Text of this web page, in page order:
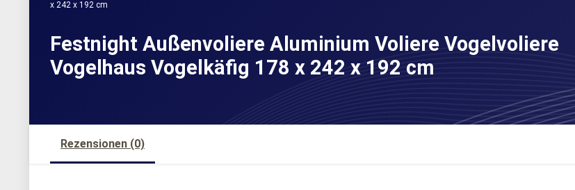
x 242 x 192 cm
Festnight Außenvoliere Aluminium Voliere Vogelvoliere
Vogelhaus Vogelkäfig 178 x 242 x 192 cm
Rezensionen (0)